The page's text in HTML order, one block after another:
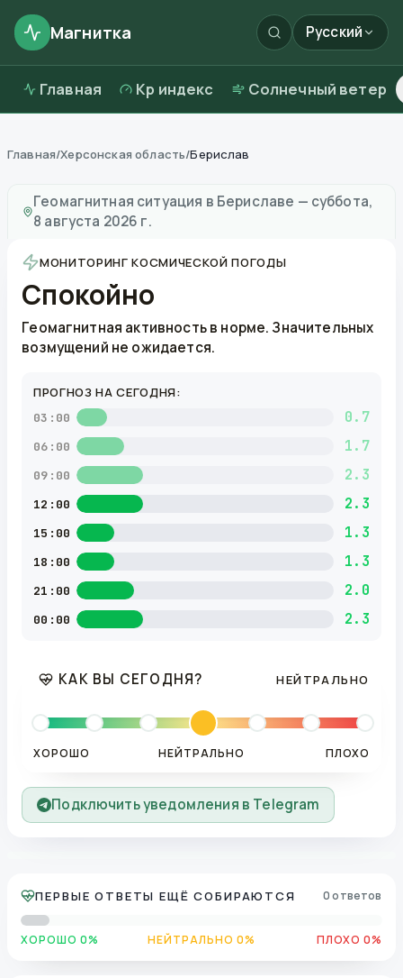
Магнитка Русский
Главная Kp индекс Солнечный ветер
Главная/Херсонская область/Берислав
Геомагнитная ситуация в Бериславе — суббота,
8 августа 2026 г.
МОНИТОРИНГ КОСМИЧЕСКОЙ ПОГОДЫ
Спокойно
Геомагнитная активность в норме. Значительных
возмущений не ожидается.
ПРОГНОЗ НА СЕГОДНЯ:
03:00 0.7
06:00 1.7
09:00 2.3
12:00 2.3
15:00 1.3
18:00 1.3
21:00 2.0
00:00 2.3
КАК ВЫ СЕГОДНЯ? НЕЙТРАЛЬНО
ХОРОШО НЕЙТРАЛЬНО ПЛОХО
Подключить уведомления в Telegram
ПЕРВЫЕ ОТВЕТЫ ЕЩЁ СОБИРАЮТСЯ 0 ответов
ХОРОШО 0% НЕЙТРАЛЬНО 0% ПЛОХО 0%